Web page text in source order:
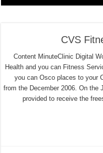
CVS
Content MinuteClinic Digital
Health and you can Fitness
you can Osco places to your
from the December 2006. On the
provided to receive the